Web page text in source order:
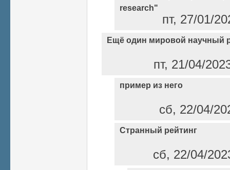
research"
пт, 27/01/
Ещё один мировой научный
пт, 21/04/
пример из него
сб, 22/04/
Странный рейтинг
сб, 22/04/